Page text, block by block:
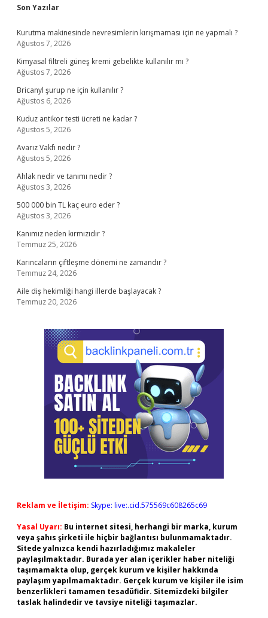
Sidebar
Son Yazılar
Kurutma makinesinde nevresimlerin kırışmaması için ne yapmalı ?
Ağustos 7, 2026
Kimyasal filtreli güneş kremi gebelikte kullanılır mı ?
Ağustos 7, 2026
Bricanyl şurup ne için kullanılır ?
Ağustos 6, 2026
Kuduz antikor testi ücreti ne kadar ?
Ağustos 5, 2026
Avarız Vakfı nedir ?
Ağustos 5, 2026
Ahlak nedir ve tanımı nedir ?
Ağustos 3, 2026
500 000 bin TL kaç euro eder ?
Ağustos 3, 2026
Kanımız neden kırmızıdır ?
Temmuz 25, 2026
Karıncaların çiftleşme dönemi ne zamandır ?
Temmuz 24, 2026
Aile diş hekimliği hangi illerde başlayacak ?
Temmuz 20, 2026
Reklam ve İletişim: Skype: live:.cid.575569c608265c69
Yasal Uyarı: Bu internet sitesi, herhangi bir marka, kurum
veya şahıs şirketi ile hiçbir bağlantısı bulunmamaktadır.
Sitede yalnızca kendi hazırladığımız makaleler
paylaşılmaktadır. Burada yer alan içerikler haber niteliği
taşımamakta olup, gerçek kurum ve kişiler hakkında
paylaşım yapılmamaktadır. Gerçek kurum ve kişiler ile isim
benzerlikleri tamamen tesadüfidir. Sitemizdeki bilgiler
taslak halindedir ve tavsiye niteliği taşımazlar.